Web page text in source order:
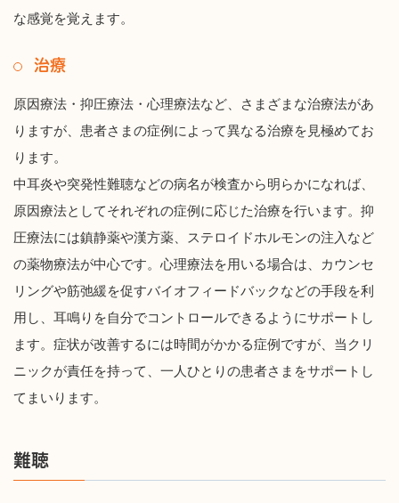
な感覚を覚えます。
治療
原因療法・抑圧療法・心理療法など、さまざまな治療法があ
りますが、患者さまの症例によって異なる治療を見極めてお
ります。
中耳炎や突発性難聴などの病名が検査から明らかになれば、
原因療法としてそれぞれの症例に応じた治療を行います。抑
圧療法には鎮静薬や漢方薬、ステロイドホルモンの注入など
の薬物療法が中心です。心理療法を用いる場合は、カウンセ
リングや筋弛緩を促すバイオフィードバックなどの手段を利
用し、耳鳴りを自分でコントロールできるようにサポートし
ます。症状が改善するには時間がかかる症例ですが、当クリ
ニックが責任を持って、一人ひとりの患者さまをサポートし
てまいります。
難聴